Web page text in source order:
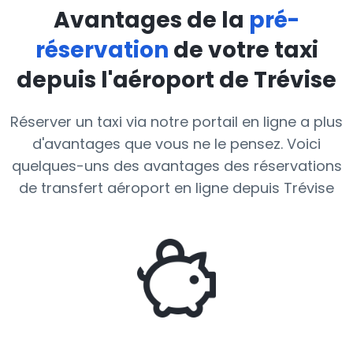
Avantages de la pré-
réservation de votre taxi
depuis l'aéroport de Trévise
Réserver un taxi via notre portail en ligne a plus
d'avantages que vous ne le pensez. Voici
quelques-uns des avantages des réservations
de transfert aéroport en ligne depuis Trévise